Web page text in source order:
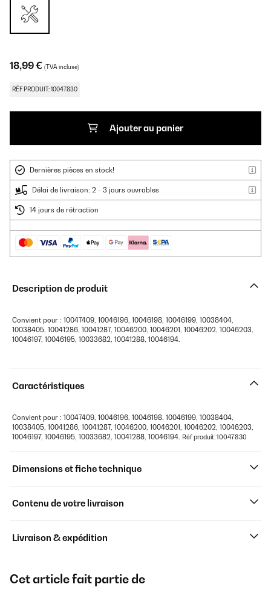
18,99 € (TVA incluse)
RÉF PRODUIT: 10047830
Ajouter au panier
Dernières pièces en stock!
Délai de livraison: 2 - 3 jours ouvrables
14 jours de rétraction
Description de produit
Convient pour : 10047409, 10046196, 10046198, 10046199, 10038404,
10038405, 10041286, 10041287, 10046200, 10046201, 10046202, 10046203,
10046197, 10046195, 10033682, 10041288, 10046194.
Caractéristiques
Convient pour : 10047409, 10046196, 10046198, 10046199, 10038404,
10038405, 10041286, 10041287, 10046200, 10046201, 10046202, 10046203,
10046197, 10046195, 10033682, 10041288, 10046194. Réf produit: 10047830
Dimensions et fiche technique
Contenu de votre livraison
Livraison & expédition
Cet article fait partie de